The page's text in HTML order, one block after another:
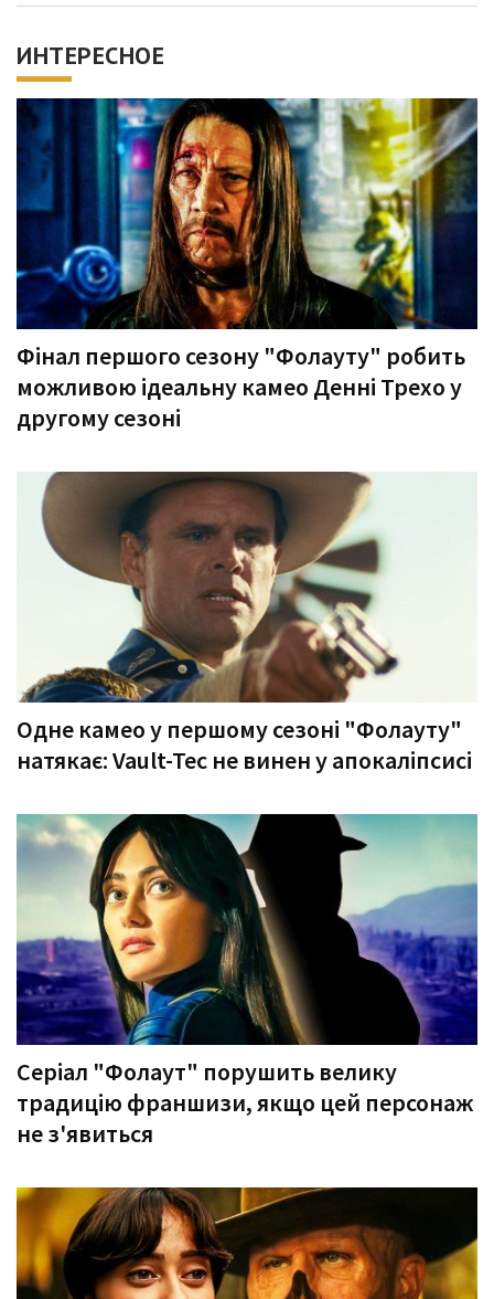
ИНТЕРЕСНОЕ
Фінал першого сезону "Фолауту" робить
можливою ідеальну камео Денні Трехо у
другому сезоні
Одне камео у першому сезоні "Фолауту"
натякає: Vault-Tec не винен у апокаліпсисі
Серіал "Фолаут" порушить велику
традицію франшизи, якщо цей персонаж
не з'явиться